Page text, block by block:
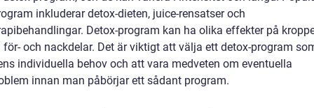
inkluderar detox-dieten, juice-rensatser och
Detox-program kan ha olika effekter på
för- och nackdelar. Det är viktigt att välja ett detox-program
individuella behov och att vara medveten om eventuella
innan man påbörjar ett sådant program.